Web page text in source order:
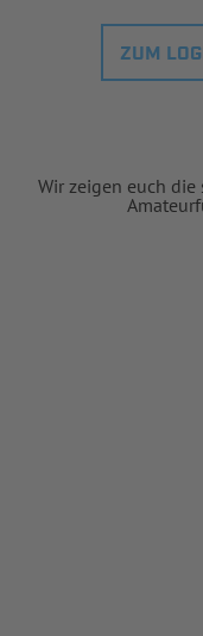
ZUM
Wir zeigen euch die